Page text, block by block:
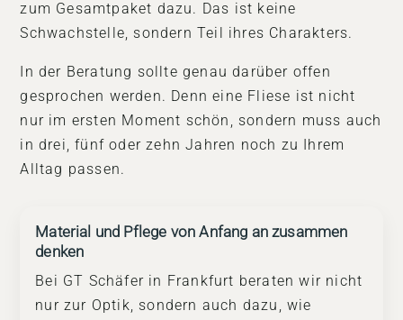
zum Gesamtpaket dazu. Das ist keine
Schwachstelle, sondern Teil ihres Charakters.
In der Beratung sollte genau darüber offen
gesprochen werden. Denn eine Fliese ist nicht
nur im ersten Moment schön, sondern muss auch
in drei, fünf oder zehn Jahren noch zu Ihrem
Alltag passen.
Material und Pflege von Anfang an zusammen
denken
Bei GT Schäfer in Frankfurt beraten wir nicht
nur zur Optik, sondern auch dazu, wie